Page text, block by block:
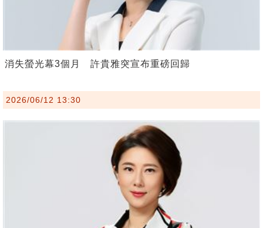
消失螢光幕3個月 許貴雅突宣布重磅回歸
2026/06/12 13:30